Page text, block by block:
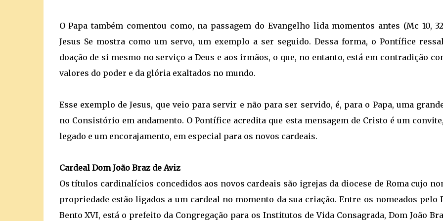
O Papa também comentou como, na passagem do Evangelho lida momentos antes (Mc 10,
Jesus Se mostra como um servo, um exemplo a ser seguido. Dessa forma, o Pontífice
doação de si mesmo no serviço a Deus e aos irmãos, o que, no entanto, está em contradição
valores do poder e da glória exaltados no mundo.
Esse exemplo de Jesus, que veio para servir e não para ser servido, é, para o Papa, uma
no Consistório em andamento. O Pontífice acredita que esta mensagem de Cristo é um
legado e um encorajamento, em especial para os novos cardeais.
Cardeal Dom João Braz de Aviz
Os títulos cardinalícios concedidos aos novos cardeais são igrejas da diocese de Roma cujo
propriedade estão ligados a um cardeal no momento da sua criação. Entre os nomeados pelo
Bento XVI, está o prefeito da Congregação para os Institutos de Vida Consagrada, Dom João